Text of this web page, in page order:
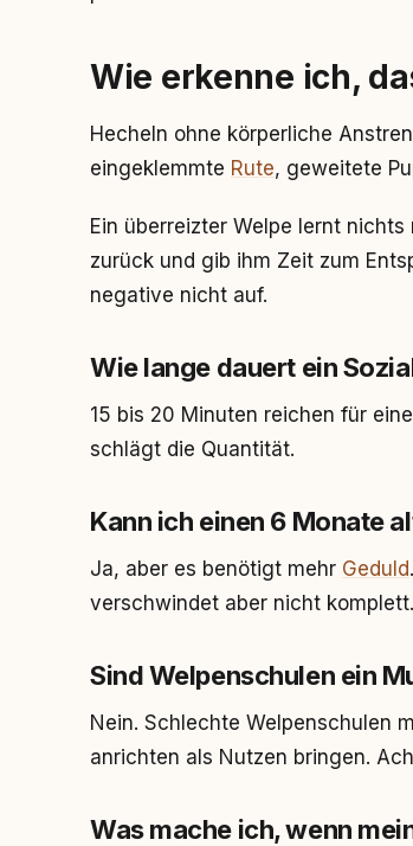
Wie erkenne ich,
Hecheln ohne körperliche
eingeklemmte Rute, geweitete
Ein überreizter Welpe lernt
zurück und gib ihm Zeit zum
negative nicht auf.
Wie lange dauert ein
15 bis 20 Minuten reichen für
schlägt die Quantität.
Kann ich einen 6 Monate
Ja, aber es benötigt mehr Geduld
verschwindet aber nicht komplett.
Sind Welpenschulen ein
Nein. Schlechte Welpenschulen
anrichten als Nutzen bringen.
Was mache ich, wenn